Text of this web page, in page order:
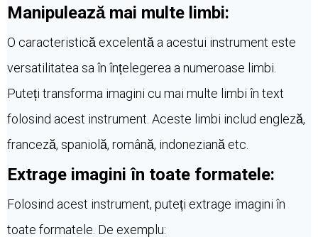
Manipulează mai multe limbi:
O caracteristică excelentă a acestui instrument este
versatilitatea sa în înțelegerea a numeroase limbi.
Puteți transforma imagini cu mai multe limbi în text
folosind acest instrument. Aceste limbi includ engleză,
franceză, spaniolă, română, indoneziană etc.
Extrage imagini în toate formatele:
Folosind acest instrument, puteți extrage imagini în
toate formatele. De exemplu: